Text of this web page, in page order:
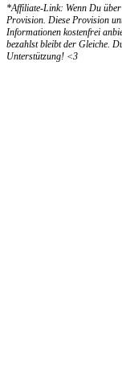
*Affiliate-Link: Wenn Du
Provision. Diese Provision
Informationen kostenfrei
bezahlst bleibt der Gleiche.
Unterstützung! <3